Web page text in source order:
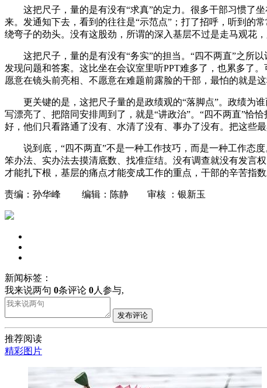
这把尺子，量的是有没有“求真”的定力。很多干部习惯了
来。发通知下去，看到的往往是“示范点”；打了招呼，听到的
绕弯子的劲头。没有这股劲，所谓的深入基层不过是走马观花
这把尺子，量的是有没有“务实”的担当。“四不两直”之所
发现问题和答案。这比坐在会议室里听PPT难多了，也累多了
愿意在镜头前亮相、不愿意在难题前露脸的干部，最怕的就是
更关键的是，这把尺子量的是政绩观的“落脚点”。政绩为
写漂亮了、把陪同安排周到了，就是“讲政治”。“四不两直”恰
好，他们只看路通了没有、水清了没有、事办了没有。把这些
说到底，“四不两直”不是一种工作技巧，而是一种工作态
笨办法、实办法去摸清底数、找准症结。没有调查就没有发言
才能扎下根，基层的痛点才能变成工作的重点，干部的辛苦指
责编：孙华峰 编辑：陈静 审核 ：银新玉
新闻标签：
我来说两句 0条评论 0人参与,
发布评论
推荐阅读